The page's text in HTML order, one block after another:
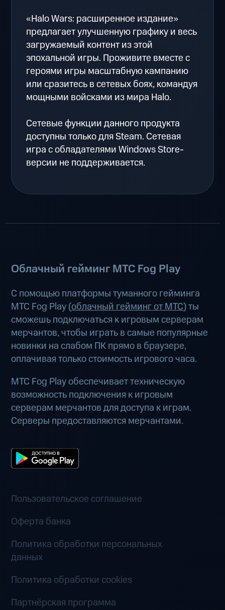
«Halo Wars: расширенное издание»
предлагает улучшенную графику и весь
загружаемый контент из этой
эпохальной игры. Проживите вместе с
героями игры масштабную кампанию
или сразитесь в сетевых боях, командуя
мощными войсками из мира Halo.
Сетевые функции данного продукта
доступны только для Steam. Сетевая
игра с обладателями Windows Store-
версии не поддерживается.
Облачный гейминг МТС Fog Play
С помощью платформы туманного гейминга
МТС Fog Play (облачный гейминг от МТС) ты
сможешь подключаться к игровым серверам
мерчантов, чтобы играть в самые популярные
новинки на слабом ПК прямо в браузере,
оплачивая только стоимость игрового часа.
МТС Fog Play обеспечивает техническую
возможность подключения к игровым
серверам мерчантов для доступа к играм.
Серверы предоставляются мерчантами.
Пользовательское соглашение
Оферта банка
Политика обработки персональных
данных
Политика обработки cookies
Партнёрская программа